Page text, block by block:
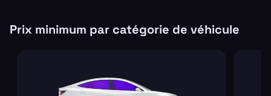
Prix minimum par catégorie de véhicule